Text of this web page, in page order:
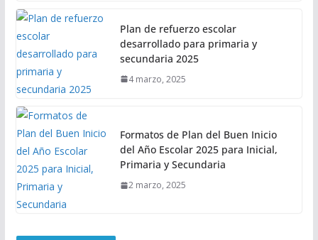
Plan de refuerzo escolar
desarrollado para primaria y
secundaria 2025
4 marzo, 2025
Formatos de Plan del Buen Inicio
del Año Escolar 2025 para Inicial,
Primaria y Secundaria
2 marzo, 2025